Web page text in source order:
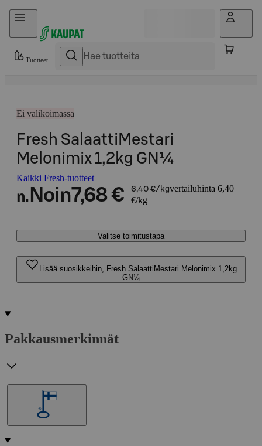
Hyppää sisältöön
Tuotteet
Ei valikoimassa
Fresh SalaattiMestari
Melonimix 1,2kg GN¼
Kaikki Fresh-tuotteet
n. Noin7,68 € 6,40 €/kgvertailuhinta 6,40
€/kg
Valitse toimitustapa
Lisää suosikkeihin, Fresh SalaattiMestari Melonimix 1,2kg
GN¼
Pakkausmerkinnät